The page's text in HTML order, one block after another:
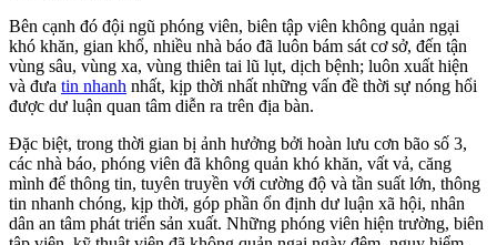
Bên cạnh đó đội ngũ phóng viên, biên tập viên không quản ngại
khó khăn, gian khổ, nhiều nhà báo đã luôn bám sát cơ sở, đến tận
vùng sâu, vùng xa, vùng thiên tai lũ lụt, dịch bệnh; luôn xuất hiện
và đưa tin nhanh nhất, kịp thời nhất những vấn đề thời sự nóng hổi
được dư luận quan tâm diễn ra trên địa bàn.
Đặc biệt, trong thời gian bị ảnh hưởng bởi hoàn lưu cơn bão số 3,
các nhà báo, phóng viên đã không quản khó khăn, vất vả, căng
mình để thông tin, tuyên truyền với cường độ và tần suất lớn, thông
tin nhanh chóng, kịp thời, góp phần ổn định dư luận xã hội, nhân
dân an tâm phát triển sản xuất. Những phóng viên hiện trường, biên